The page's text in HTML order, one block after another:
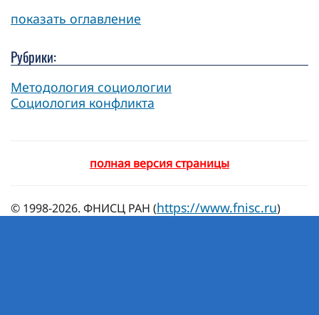
показать оглавление
Рубрики:
Методология социологии
Социология конфликта
полная версия страницы
© 1998-2026. ФНИСЦ РАН (https://www.fnisc.ru)